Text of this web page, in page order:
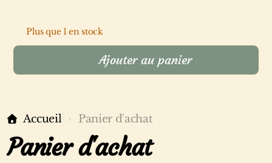
Plus que 1 en stock
Ajouter au panier
Accueil Panier d'achat
Panier d'achat